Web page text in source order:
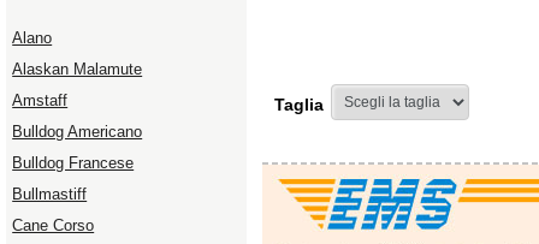
Alano
Alaskan Malamute
Amstaff
Bulldog Americano
Bulldog Francese
Bullmastiff
Cane Corso
Taglia